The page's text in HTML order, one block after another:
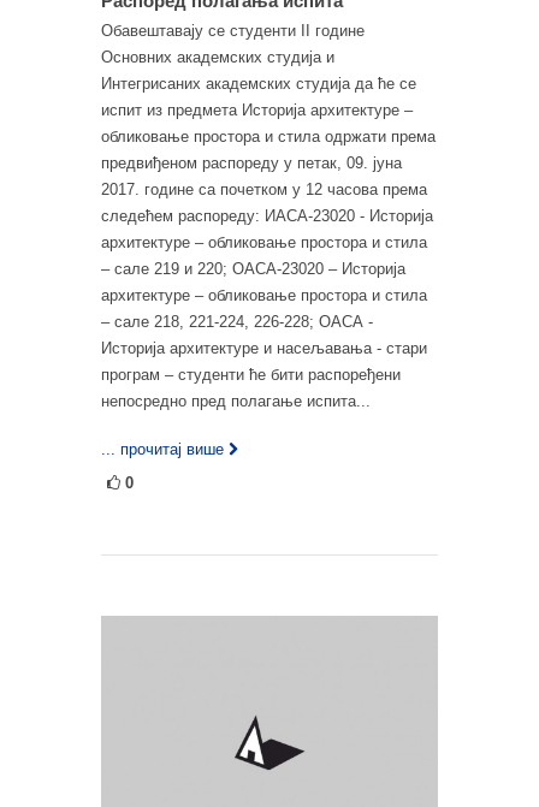
Обавештавају се студенти II године
Основних академских студија и
Интегрисаних академских студија да ће се
испит из предмета Историја архитектуре –
обликовање простора и стила одржати према
предвиђеном распореду у петак, 09. јуна
2017. године са почетком у 12 часова према
следећем распореду: ИАСА-23020 - Историја
архитектуре – обликовање простора и стила
– сале 219 и 220; ОАСА-23020 – Историја
архитектуре – обликовање простора и стила
– сале 218, 221-224, 226-228; ОАСА -
Историја архитектуре и насељавања - стари
програм – студенти ће бити распоређени
непосредно пред полагање испита...
... прочитај више
0